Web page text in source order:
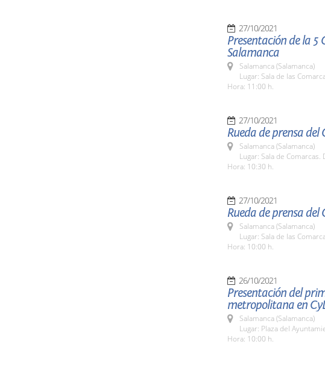
27/10/2021
Presentación de la
Salamanca
Salamanca (Salamanca)
Lugar: Sala de las
Hora: 11:00 h.
27/10/2021
Rueda de prensa
Salamanca (Salamanca)
Lugar: Sala de
Hora: 10:30 h.
27/10/2021
Rueda de prensa del
Salamanca (Salamanca)
Lugar: Sala de las
Hora: 10:00 h.
26/10/2021
Presentación del
metropolitana en
Salamanca (Salamanca)
Lugar: Plaza del
Hora: 10:00 h.